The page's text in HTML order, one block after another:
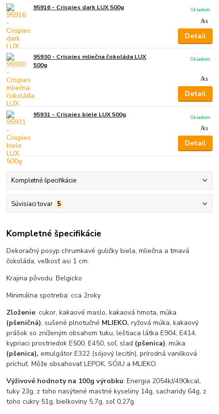
95916 - Crispies dark LUX 500g
/ks
Skladom
Detail
95930 - Crispies mliečna čokoláda LUX
500g
/ks
Skladom
Detail
95931 - Crispies biele LUX 500g
/ks
Skladom
Detail
Kompletné špecifikácie
Súvisiaci tovar 5
Kompletné špecifikácie
Dekoračný posyp chrumkavé guličky biela, mliečna a tmavá
čokoláda, veľkosť asi 1 cm.
Krajina pôvodu: Belgicko
Minimálna spotreba: cca 2roky
Zloženie: cukor, kakaové maslo, kakaová hmota, múka
(pšeničná), sušené plnotučné MLIEKO,ryžová múka, kakaový
prášok so zníženým obsahom tuku, leštiaca látka E904, E414,
kypriaci prostriedok E500, E450, soľ, slad (pšenica), múka
(pšenica),emulgátor E322 (sójový lecitín), prírodná vanilková
príchuť. Môže obsahovať LEPOK, SÓJU a MLIEKO.
Výživové hodnoty na 100g výrobku: Energia 2054kJ/490kcal,
tuky 23g, z toho nasýtené mastné kyseliny 14g, sacharidy 64g, z
toho cukry 51g, bielkoviny 5,7g, soľ 0,27g.